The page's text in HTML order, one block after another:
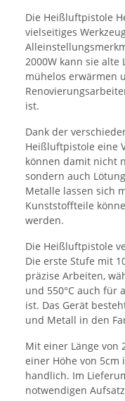
Die Heißluftpistole
vielseitiges
2000W kann sie alte
mühelos erwärmen
ist.
Dank der
Heißluftpistole eine
können damit nicht
sondern auch
Metalle lassen sich
Kunststoffteile
werden.
Die Heißluftpistole
Die erste Stufe mit
präzise Arbeiten,
und 550°C auch für
ist. Das Gerät
und Metall in den
Mit einer Länge von
einer Höhe von
handlich. Im
notwendigen